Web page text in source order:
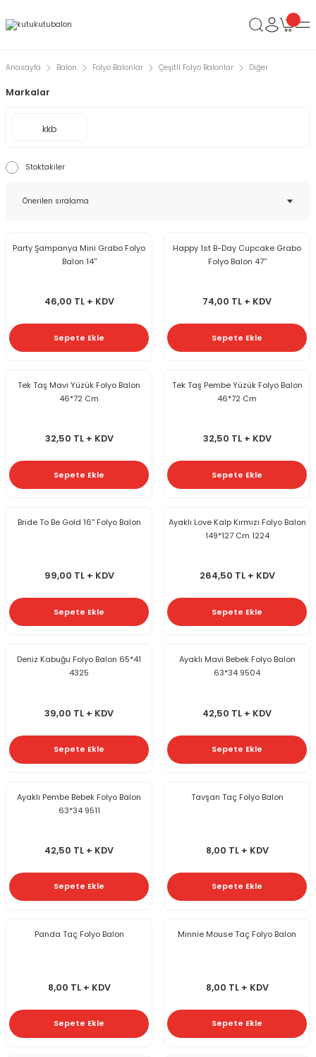
Anasayfa Balon Folyo Balonlar Çeşitli Folyo Balonlar Diğer
Markalar
kkb
Stoktakiler
Party Şampanya Mini Grabo Folyo
Balon 14''
46,00 TL + KDV
Sepete Ekle
Happy 1st B-Day Cupcake Grabo
Folyo Balon 47''
74,00 TL + KDV
Sepete Ekle
Tek Taş Mavi Yüzük Folyo Balon
46*72 Cm
32,50 TL + KDV
Sepete Ekle
Tek Taş Pembe Yüzük Folyo Balon
46*72 Cm
32,50 TL + KDV
Sepete Ekle
Bride To Be Gold 16'' Folyo Balon
99,00 TL + KDV
Sepete Ekle
Ayaklı Love Kalp Kırmızı Folyo Balon
149*127 Cm 1224
264,50 TL + KDV
Sepete Ekle
Deniz Kabuğu Folyo Balon 65*41
4325
39,00 TL + KDV
Sepete Ekle
Ayaklı Mavi Bebek Folyo Balon
63*34 9504
42,50 TL + KDV
Sepete Ekle
Ayaklı Pembe Bebek Folyo Balon
63*34 9511
42,50 TL + KDV
Sepete Ekle
Tavşan Taç Folyo Balon
8,00 TL + KDV
Sepete Ekle
Panda Taç Folyo Balon
8,00 TL + KDV
Sepete Ekle
Minnie Mouse Taç Folyo Balon
8,00 TL + KDV
Sepete Ekle